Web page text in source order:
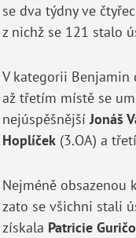
se dva týdny ve
z nichž se 121 stalo
V kategorii
až třetím místě se
nejúspěšnějšíJonáš
Hoplíček(3.OA) a
Nejméně
zato se všichni stali
získala Patricie